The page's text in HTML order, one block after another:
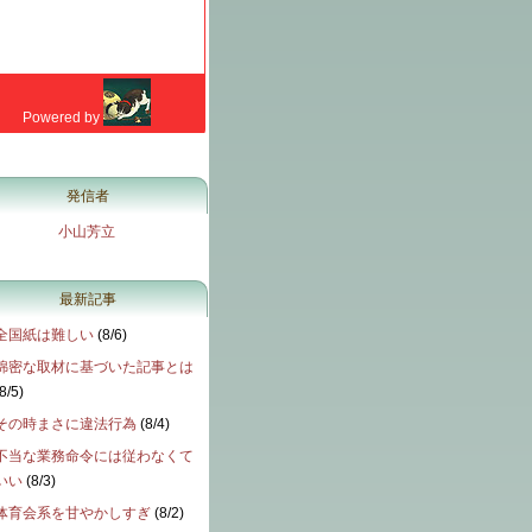
発信者
小山芳立
最新記事
国紙は難しい (8/6)
密な取材に基づいた記事とは
8/5)
の時まさに違法行為 (8/4)
当な業務命令には従わなくて
い (8/3)
育会系を甘やかしすぎ (8/2)